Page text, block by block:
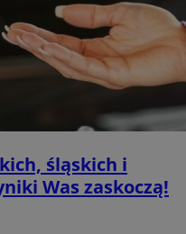
śląskich i
Was zaskoczą!